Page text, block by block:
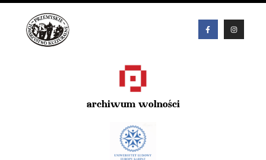
archiwum wolności